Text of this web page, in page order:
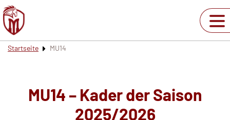
Startseite MU14
MU14 – Kader der Saison
2025/2026